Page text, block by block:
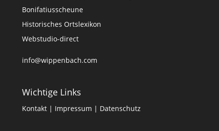
Bonifatiusscheune
Historisches Ortslexikon
Webstudio-direct
info@wippenbach.com
Wichtige Links
Kontakt| Impressum | Datenschutz